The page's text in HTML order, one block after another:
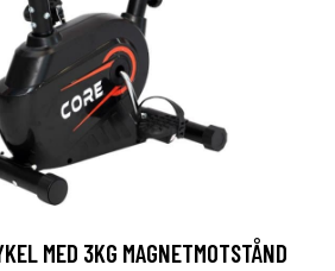
MED 3KG MAGNETMOTSTÅND